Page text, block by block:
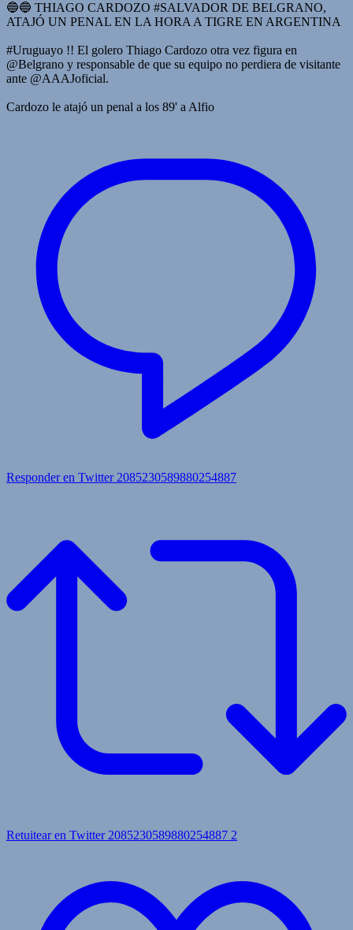
🔵🔵 THIAGO CARDOZO #SALVADOR DE BELGRANO,
ATAJÓ UN PENAL EN LA HORA A TIGRE EN ARGENTINA
#Uruguayo !! El golero Thiago Cardozo otra vez figura en
@Belgrano y responsable de que su equipo no perdiera de visitante
ante @AAAJoficial.
Cardozo le atajó un penal a los 89' a Alfio
Responder en Twitter 2085230589880254887
Retuitear en Twitter 2085230589880254887 2